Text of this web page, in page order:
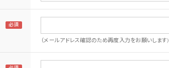
（メールアドレス確認のため再度入力をお願いします)